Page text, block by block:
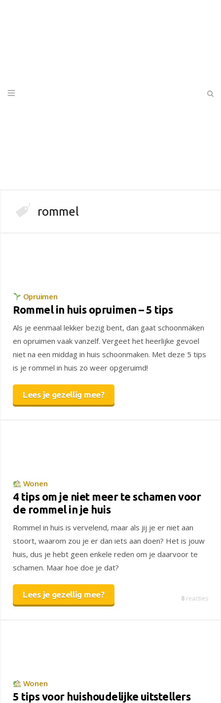
rommel
Opruimen
Rommel in huis opruimen – 5 tips
Als je eenmaal lekker bezig bent, dan gaat schoonmaken
en opruimen vaak vanzelf. Vergeet het heerlijke gevoel
niet na een middag in huis schoonmaken. Met deze 5 tips
is je rommel in huis zo weer opgeruimd!
Lees je gezellig mee?
Wonen
4 tips om je niet meer te schamen voor
de rommel in je huis
Rommel in huis is vervelend, maar als jij je er niet aan
stoort, waarom zou je er dan iets aan doen? Het is jouw
huis, dus je hebt geen enkele reden om je daarvoor te
schamen. Maar hoe doe je dat?
Lees je gezellig mee? 8 reacties
Wonen
5 tips voor huishoudelijke uitstellers